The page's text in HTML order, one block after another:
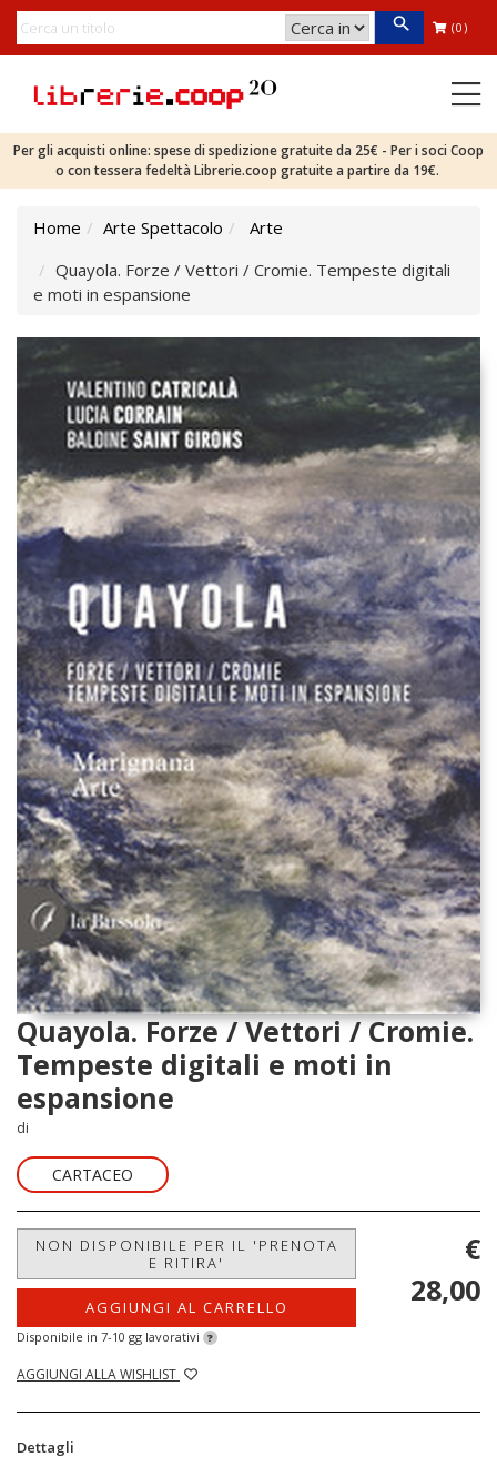
(0)
Per gli acquisti online: spese di spedizione gratuite da 25€ - Per i soci Coop
o con tessera fedeltà Librerie.coop gratuite a partire da 19€.
Home Arte Spettacolo
Arte
Quayola. Forze / Vettori / Cromie. Tempeste digitali
e moti in espansione
Quayola. Forze / Vettori / Cromie.
Tempeste digitali e moti in
espansione
di
CARTACEO
NON DISPONIBILE PER IL 'PRENOTA
E RITIRA'
AGGIUNGI AL CARRELLO
Disponibile in 7-10 gg lavorativi ?
AGGIUNGI ALLA WISHLIST
€
28,00
Dettagli